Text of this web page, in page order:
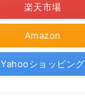
Amazon
楽天市場
Yahooショッピング